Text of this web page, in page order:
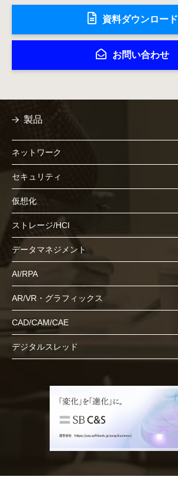
資料ダウンロード
お問い合わせ
製品
ネットワーク
セキュリティ
仮想化
ストレージ/HCI
データマネジメント
AI/RPA
AR/VR・グラフィックス
CAD/CAM/CAE
デジタルスレッド